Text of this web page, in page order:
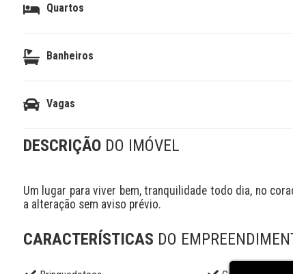
Quartos
Banheiros
Vagas
DESCRIÇÃO DO IMÓVEL
Um lugar para viver bem, tranquilidade todo dia, no
a alteração sem aviso prévio.
CARACTERÍSTICAS DO